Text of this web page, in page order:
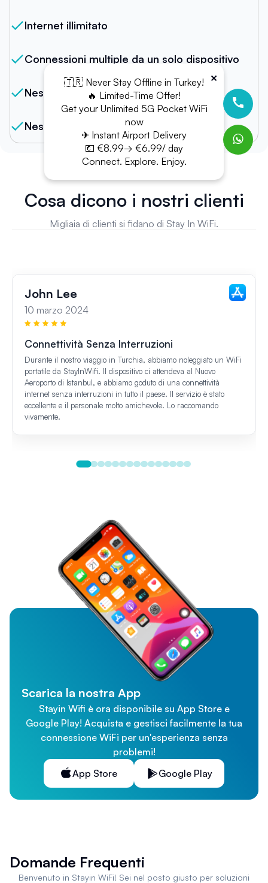
Internet illimitato
Connessioni multiple da un solo dispositivo
Nessun limite di dati
Nessuna quota
Cosa dicono i nostri clienti
Migliaia di clienti si fidano di Stay In WiFi.
John Lee
10 marzo 2024
Connettività Senza Interruzioni
Durante il nostro viaggio in Turchia, abbiamo noleggiato un WiFi
portatile da StayInWifi. Il dispositivo ci attendeva al Nuovo
Aeroporto di Istanbul, e abbiamo goduto di una connettività
internet senza interruzioni in tutto il paese. Il servizio è stato
eccellente e il personale molto amichevole. Lo raccomando
vivamente.
Scarica la nostra App
Stayin Wifi è ora disponibile su App Store e
Google Play! Acquista e gestisci facilmente la tua
connessione WiFi per un'esperienza senza
problemi!
App Store
Google Play
Domande Frequenti
Benvenuto in Stayin WiFi! Sei nel posto giusto per soluzioni
×
🇹🇷 Never Stay Offline in Turkey!
🔥 Limited-Time Offer!
Get your Unlimited 5G Pocket WiFi
now
✈ Instant Airport Delivery
💶 €8.99→ €6.99/ day
Connect. Explore. Enjoy.